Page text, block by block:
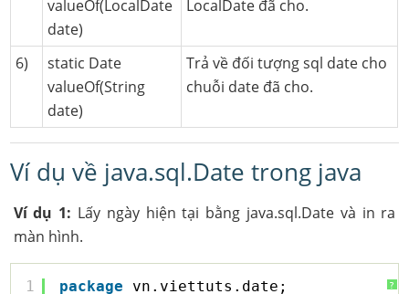
valueOf(LocalDate
date)
LocalDate đã cho.
6)
static Date
valueOf(String
date)
Trả về đối tượng sql date cho
chuỗi date đã cho.
Ví dụ về java.sql.Date trong java
Ví dụ 1: Lấy ngày hiện tại bằng java.sql.Date và in ra
màn hình.
?
1
package vn.viettuts.date;